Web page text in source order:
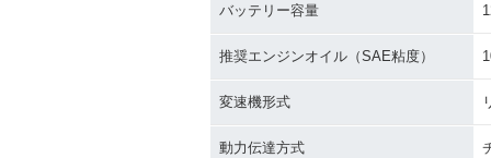
バッテリー容量
推奨エンジンオイル（SAE粘度）
変速機形式
動力伝達方式